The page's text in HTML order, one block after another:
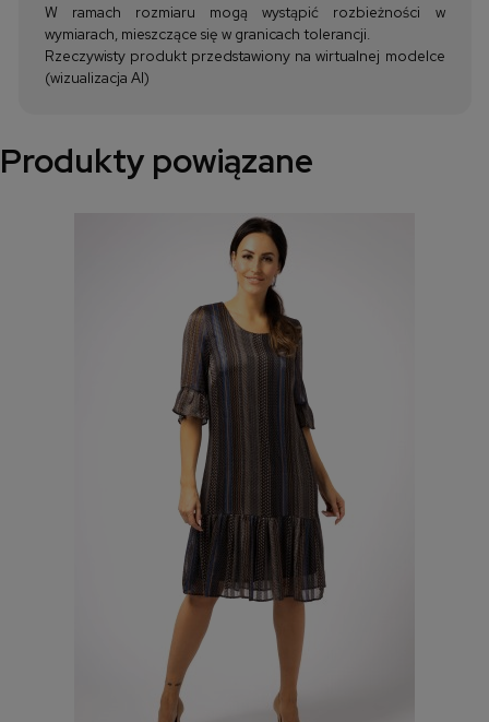
W ramach rozmiaru mogą wystąpić rozbieżności w
wymiarach, mieszczące się w granicach tolerancji.
Rzeczywisty produkt przedstawiony na wirtualnej modelce
(wizualizacja AI)
Produkty powiązane